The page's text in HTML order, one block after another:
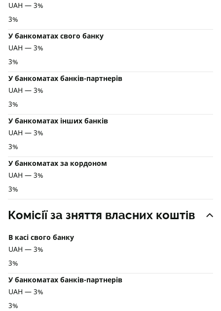
UAH — 3%
3%
У банкоматах свого банку
UAH — 3%
3%
У банкоматах банків-партнерів
UAH — 3%
3%
У банкоматах інших банків
UAH — 3%
3%
У банкоматах за кордоном
UAH — 3%
3%
Комісії за зняття власних коштів
В касі свого банку
UAH — 3%
3%
У банкоматах банків-партнерів
UAH — 3%
3%